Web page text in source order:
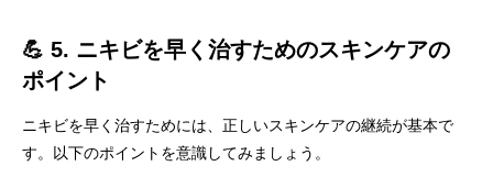
💪 5. ニキビを早く治すためのスキンケアの
ポイント
ニキビを早く治すためには、正しいスキンケアの継続が基本で
す。以下のポイントを意識してみましょう。